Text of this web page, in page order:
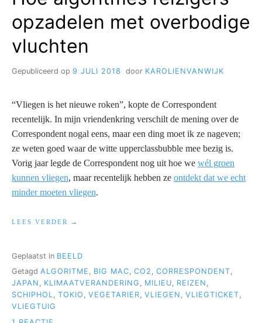
opzadelen met overbodige
vluchten
Gepubliceerd op 9 JULI 2018 door KAROLIENVANWIJK
“Vliegen is het nieuwe roken”, kopte de Correspondent
recentelijk. In mijn vriendenkring verschilt de mening over de
Correspondent nogal eens, maar een ding moet ik ze nageven;
ze weten goed waar de witte upperclassbubble mee bezig is.
Vorig jaar legde de Correspondent nog uit hoe we wél groen
kunnen vliegen, maar recentelijk hebben ze ontdekt dat we echt
minder moeten vliegen.
LEES VERDER
“HOE
MET
OVERBODIGE
VLUCHTEN”
Geplaatst in BEELD
Getagd ALGORITME , BIG MAC, CO2 , CORRESPONDENT,
JAPAN , KLIMAATVERANDERING , MILIEU, REIZEN ,
SCHIPHOL, TOKIO , VEGETARIER, VLIEGEN , VLIEGTICKET,
VLIEGTUIG